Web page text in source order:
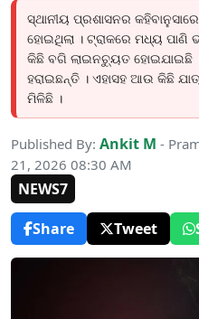
ସ୍ଥାନୀୟ ପ୍ରଶାସନର
ହୋଇଥିଲା । ଟ୍ରାକରେ ମଧ୍ୟ ପାଣି
କିଛି ବଗି ଲାଇନଚ୍ୟୁତ ହୋଇଯାଇଛି
ହରାଇଛନ୍ତି । ଏହାସହ ଆଉ କିଛି
ମିଳିଛି ।
Published By: Ankit M -
21, 2026 08:30 AM
NEWS7
Share
Tweet